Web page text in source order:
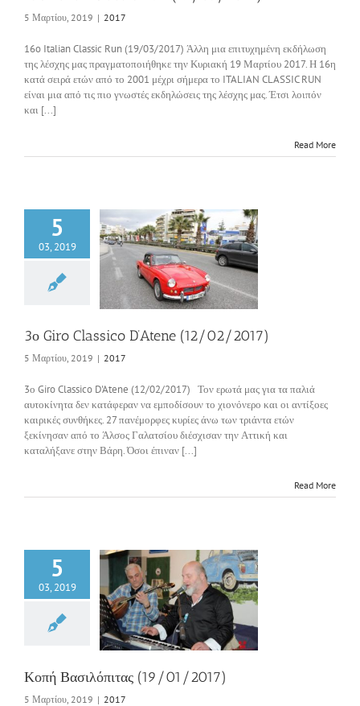
5 Μαρτίου, 2019 | 2017
16o Italian Classic Run (19/03/2017) Άλλη μια επιτυχημένη εκδήλωση
της λέσχης μας πραγματοποιήθηκε την Κυριακή 19 Μαρτίου 2017. Η 16η
κατά σειρά ετών από το 2001 μέχρι σήμερα το ITALIAN CLASSIC RUN
είναι μια από τις πιο γνωστές εκδηλώσεις της λέσχης μας. Έτσι λοιπόν
και [...]
Read More
5
03, 2019
D’Atene
3ο Giro Classico D’Atene (12/02/2017)
5 Μαρτίου, 2019 | 2017
3ο Giro Classico D'Atene (12/02/2017) Τον ερωτά μας για τα παλιά
αυτοκίνητα δεν κατάφεραν να εμποδίσουν το χιονόνερο και οι αντίξοες
καιρικές συνθήκες. 27 πανέμορφες κυρίες άνω των τριάντα ετών
ξεκίνησαν από το Άλσος Γαλατσίου διέσχισαν την Αττική και
καταλήξανε στην Βάρη. Όσοι έπιναν [...]
Read More
5
03, 2019
Βασιλόπιτας
Κοπή Βασιλόπιτας (19/01/2017)
5 Μαρτίου, 2019 | 2017